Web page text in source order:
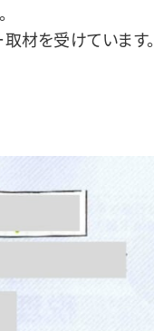
材を受けています。